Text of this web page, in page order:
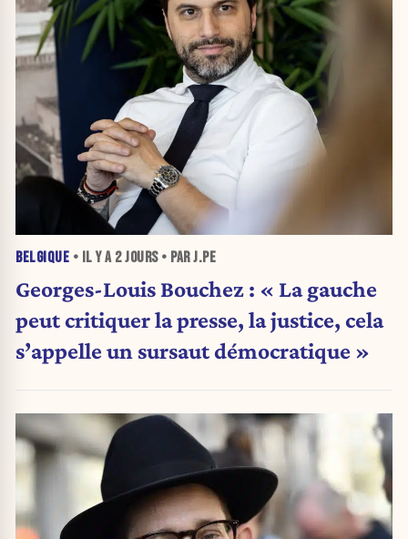
BELGIQUE • IL Y A 2 JOURS• PAR J.PE
Georges-Louis Bouchez : « La gauche
peut critiquer la presse, la justice, cela
s’appelle un sursaut démocratique »